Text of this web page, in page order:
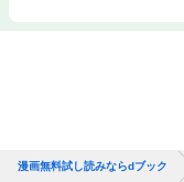
漫画無料試し読みならdブック